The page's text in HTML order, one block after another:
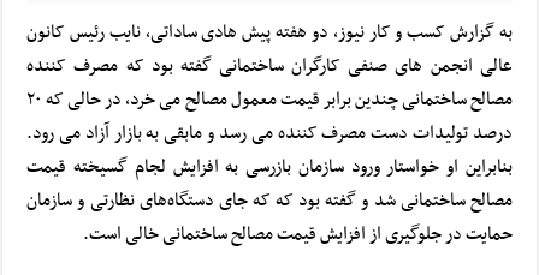
به گزارش کسب و کار نیوز، دو هفته پیش هادی ساداتی، نایب رئیس کانون
عالی انجمن های صنفی کارگران ساختمانی گفته بود که مصرف کننده
مصالح ساختمانی چندین برابر قیمت معمول مصالح می خرد، در حالی که ۲۰
درصد تولیدات دست مصرف کننده می رسد و مابقی به بازار آزاد می رود.
بنابراین او خواستار ورود سازمان بازرسی به افزایش لجام گسیخته قیمت
مصالح ساختمانیشد و گفته بود که که جای دستگاه‌های نظارتی و سازمان
حمایت در جلوگیری از افزایش قیمت مصالح ساختمانی خالی است.